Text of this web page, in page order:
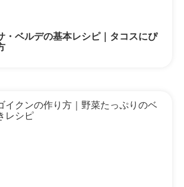
・ベルデの基本レシピ｜タコスにぴ